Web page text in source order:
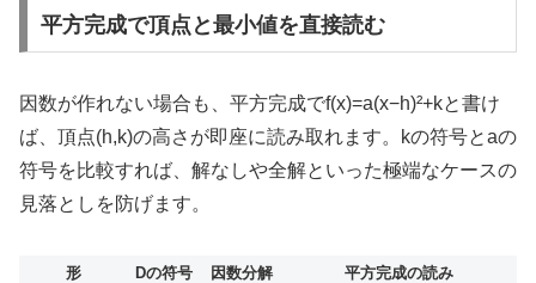
平方完成で頂点と最小値を直接読む
因数が作れない場合も、平方完成でf(x)=a(x−h)²+kと書け
ば、頂点(h,k)の高さが即座に読み取れます。kの符号とaの
符号を比較すれば、解なしや全解といった極端なケースの
見落としを防げます。
形 Dの符号 因数分解
平方完成の読み